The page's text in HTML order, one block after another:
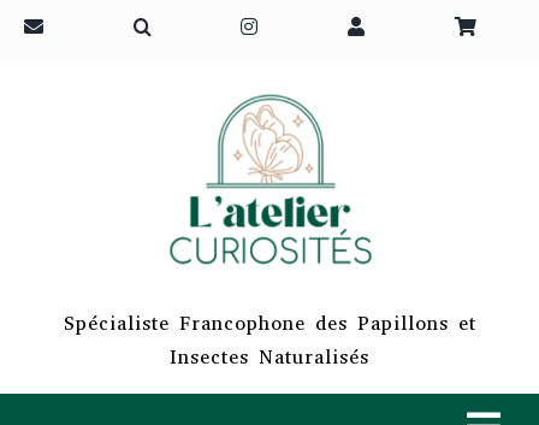
Passer
Spécialiste Francophone des Papillons et
Insectes Naturalisés